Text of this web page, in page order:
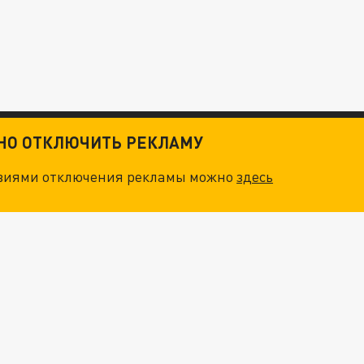
ОТКЛЮЧИТЬ РЕКЛАМУ
отключения рекламы можноздесь